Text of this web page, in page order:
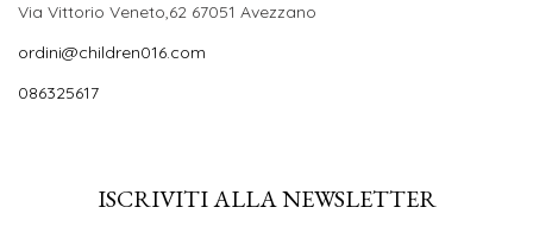
Via Vittorio Veneto,62 67051 Avezzano
ordini@children016.com
086325617
ISCRIVITI ALLA NEWSLETTER